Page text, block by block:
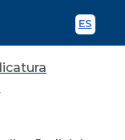
ES